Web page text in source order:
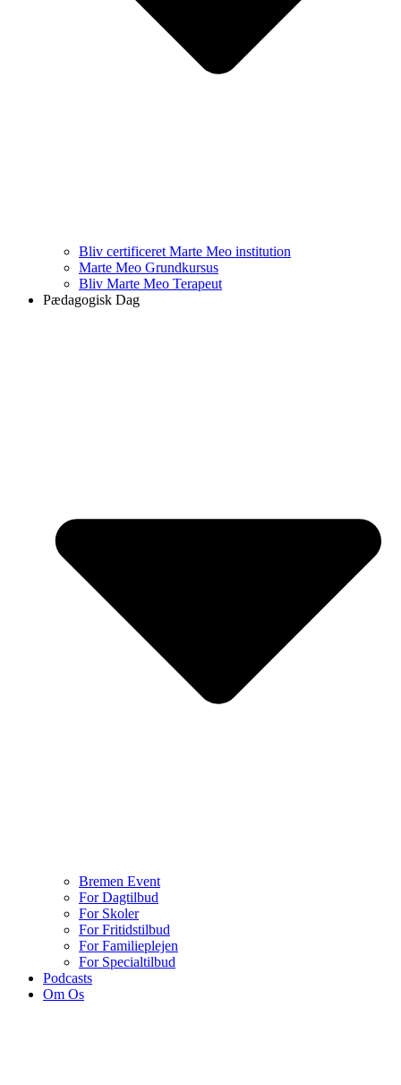
Bliv certificeret Marte Meo institution
Marte Meo Grundkursus
Bliv Marte Meo Terapeut
Pædagogisk Dag
Bremen Event
For Dagtilbud
For Skoler
For Fritidstilbud
For Familieplejen
For Specialtilbud
Podcasts
Om Os